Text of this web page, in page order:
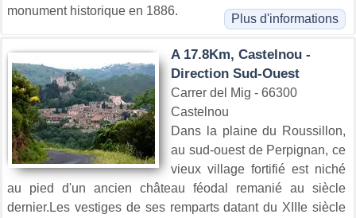
monument historique en 1886.
Plus d'informations
A 17.8Km, Castelnou -
Direction Sud-Ouest
Carrer del Mig - 66300
Castelnou
Dans la plaine du Roussillon,
au sud-ouest de Perpignan, ce
vieux village fortifié est niché
au pied d'un ancien château féodal remanié au siècle
dernier.Les vestiges de ses remparts datant du XIIIe siècle